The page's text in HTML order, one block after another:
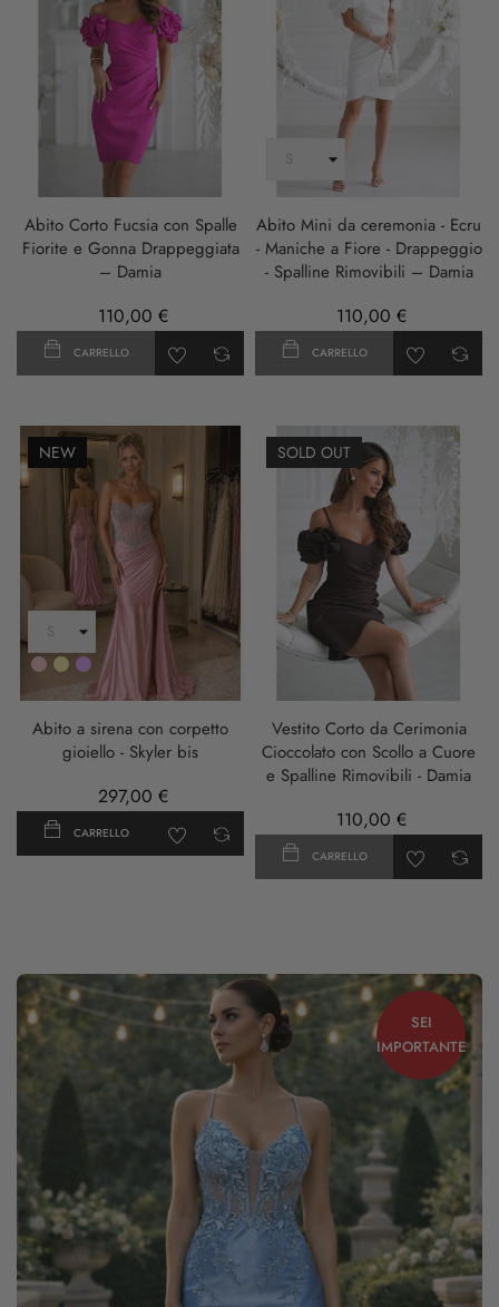
Abito Corto Fucsia con Spalle
Fiorite e Gonna Drappeggiata
– Damia
110,00 €
CARRELLO
Abito Mini da ceremonia - Ecru
- Maniche a Fiore - Drappeggio
- Spalline Rimovibili – Damia
110,00 €
CARRELLO
NEW
RosaOroLILLA
Abito a sirena con corpetto
gioiello - Skyler bis
297,00 €
CARRELLO
SOLD OUT
Vestito Corto da Cerimonia
Cioccolato con Scollo a Cuore
e Spalline Rimovibili - Damia
110,00 €
CARRELLO
SEI
IMPORTANTE